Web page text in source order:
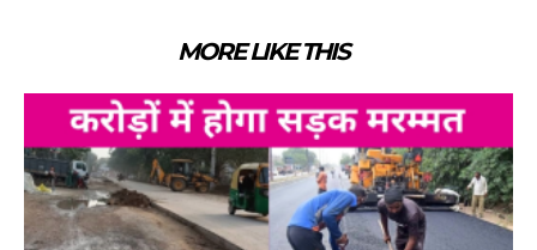
MORE LIKE THIS